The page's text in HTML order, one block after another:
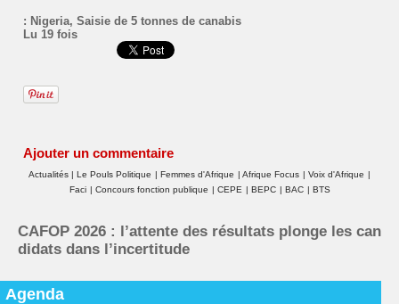
: Nigeria, Saisie de 5 tonnes de canabis
Lu 19 fois
Ajouter un commentaire
Actualités | Le Pouls Politique | Femmes d'Afrique | Afrique Focus | Voix d'Afrique |
Faci | Concours fonction publique | CEPE | BEPC | BAC | BTS
CAFOP 2026 : l’attente des résultats plonge les can
didats dans l’incertitude
Agenda